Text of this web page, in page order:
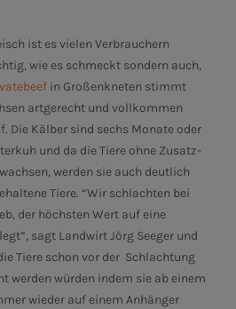
ist es vielen Verbrauchern
wie es schmeckt sondern auch,
in Großenkneten stimmt
artgerecht und vollkommen
Die Kälber sind sechs Monate oder
und da die Tiere ohne Zusatz-
werden sie auch deutlich
Tiere. “Wir schlachten bei
der höchsten Wert auf eine
sagt Landwirt Jörg Seeger und
Tiere schon vor der Schlachtung
werden würden indem sie ab einem
wieder auf einem Anhänger